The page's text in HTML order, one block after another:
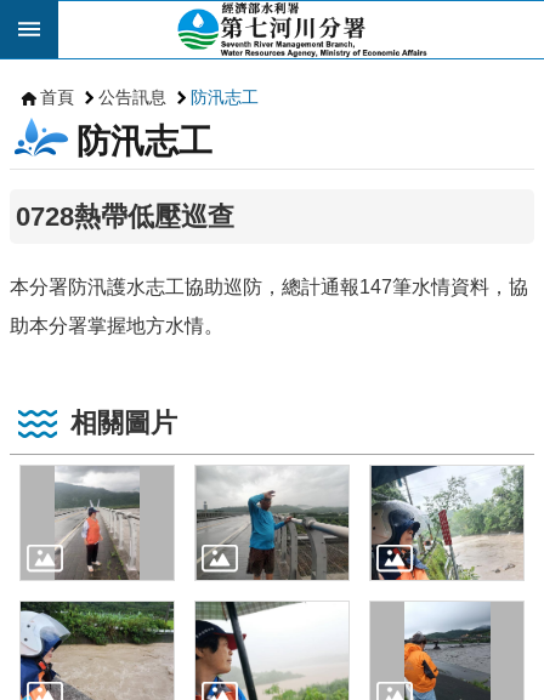
跳到主要內容區塊
首頁 公告訊息 防汛志工
防汛志工
0728熱帶低壓巡查
本分署防汛護水志工協助巡防，總計通報147筆水情資料，協
助本分署掌握地方水情。
相關圖片